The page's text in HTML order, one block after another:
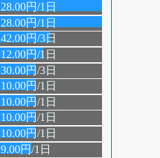
28.00円/1日
28.00円/1日
42.00円/3日
12.00円/1日
30.00円/3日
10.00円/1日
10.00円/1日
10.00円/1日
10.00円/1日
9.00円/1日